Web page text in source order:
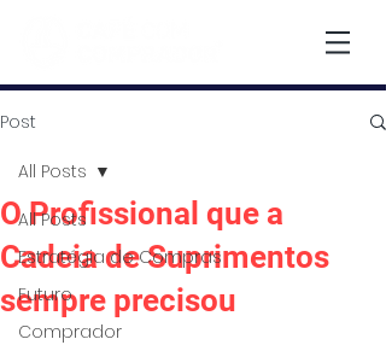
Post
All Posts
Estratégia de Compras
Futuro
Comprador
All Posts
O Profissional que a
Cadeia de Suprimentos
sempre precisou